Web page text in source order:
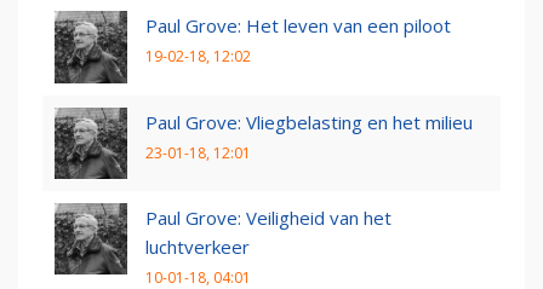
Paul Grove: Het leven van een piloot
19-02-18, 12:02
Paul Grove: Vliegbelasting en het milieu
23-01-18, 12:01
Paul Grove: Veiligheid van het
luchtverkeer
10-01-18, 04:01